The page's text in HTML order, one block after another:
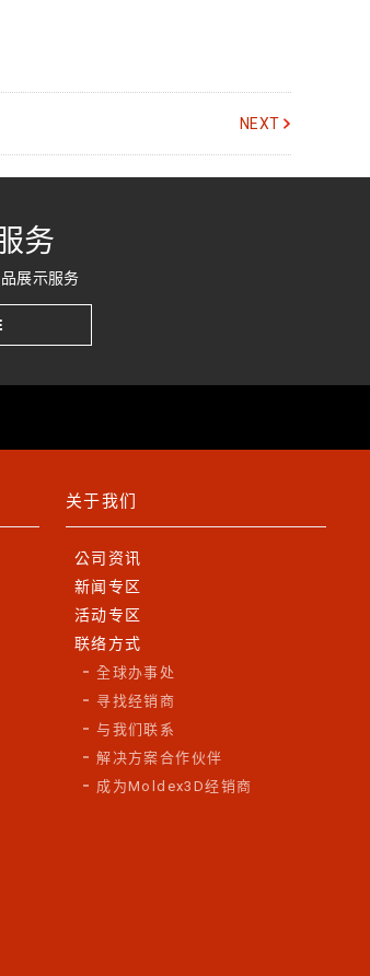
NEXT
务
展示服务
关于我们
公司资讯
新闻专区
活动专区
联络方式
全球办事处
寻找经销商
与我们联系
解决方案合作伙伴
成为Moldex3D经销商